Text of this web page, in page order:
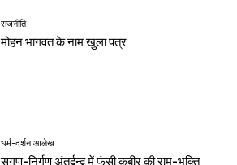
राजनीति
मोहन भागवत के नाम खुला पत्र
धर्म-दर्शन आलेख
सगुण-निर्गुण अंतर्द्वन्द्व में फंसी कबीर की राम-भक्ति